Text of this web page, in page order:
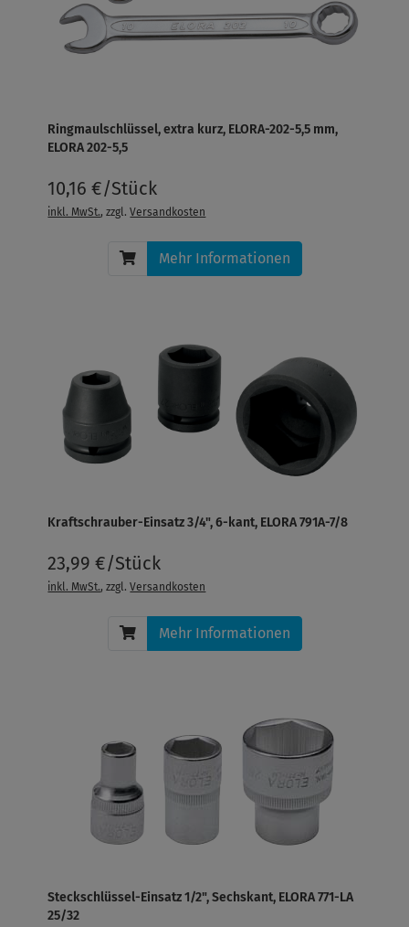
Ringmaulschlüssel, extra kurz, ELORA-202-5,5 mm,
ELORA 202-5,5
10,16 €/Stück
inkl. MwSt., zzgl.Versandkosten
Mehr Informationen
Kraftschrauber-Einsatz 3/4", 6-kant, ELORA 791A-7/8
23,99 €/Stück
inkl. MwSt., zzgl.Versandkosten
Mehr Informationen
Steckschlüssel-Einsatz 1/2", Sechskant, ELORA 771-LA
25/32